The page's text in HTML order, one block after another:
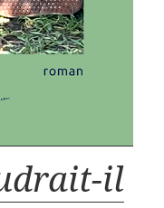
il